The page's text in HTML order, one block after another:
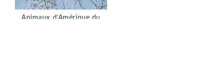
Animaux d’Amérique du